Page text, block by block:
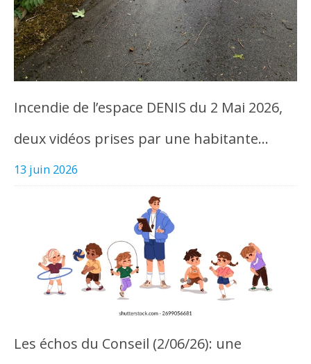
Incendie de l’espace DENIS du 2 Mai 2026,
deux vidéos prises par une habitante…
13 juin 2026
Les échos du Conseil (2/06/26): une